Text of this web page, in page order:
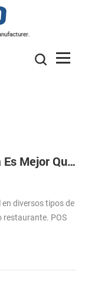
¿Por Qué Una Impresora Térmica Es Mejor Que La Impresora De Matriz De Puntos
diversos tipos de
restaurante. POS